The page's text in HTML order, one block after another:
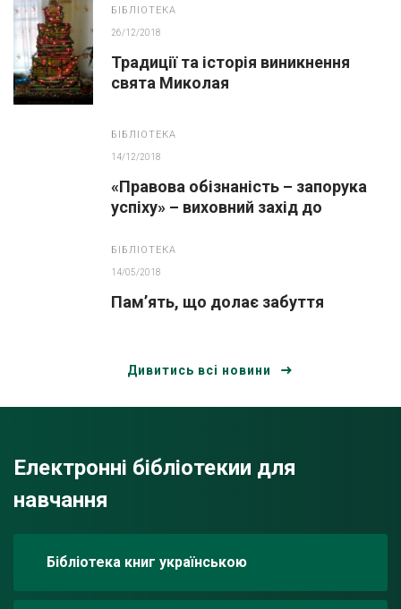
Дивитись всі новини
БІБЛІОТЕКА
26/12/2018
Традиції та історія виникнення
свята Миколая
БІБЛІОТЕКА
14/12/2018
«Правова обізнаність – запорука
успіху» – виховний захід до
БІБЛІОТЕКА
14/05/2018
Пам’ять, що долає забуття
Електронні бібліотекии для
навчання
Бібліотека книг українською